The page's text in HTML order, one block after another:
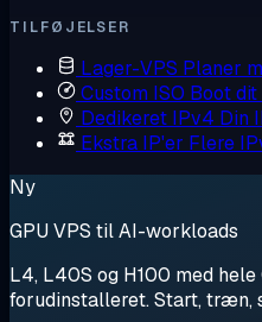
TILFØJELSER
Lager-VPS Planer
Custom ISO Boot
Dedikeret IPv4 Din
Ekstra IP'er Flere
Ny
GPU VPS til AI-workloads
L4, L40S og H100 med
forudinstalleret. Start, træn,